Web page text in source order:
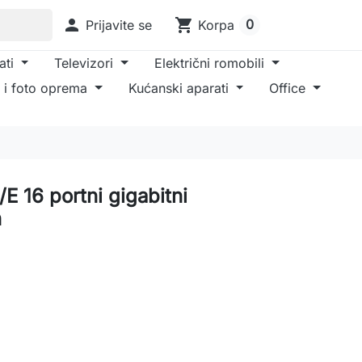
 Prijavite se shopping_cart Korpa 0
Televizori
Električni romobili
i foto oprema Kućanski aparati
Office
E 16 portni gigabitni